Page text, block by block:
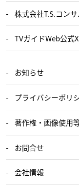
株式会社T.S.コン
TVガイドWeb公式X
お知らせ
プライバシーポリ
著作権・画像使用
お問合せ
会社情報